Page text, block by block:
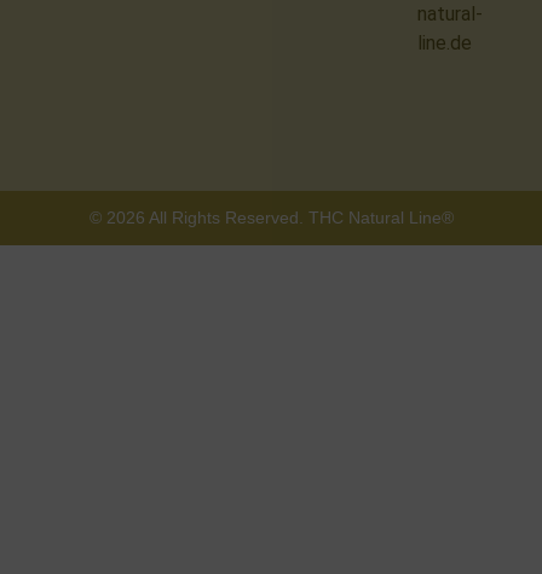
natural-
line.de
© 2026 All Rights Reserved. THC Natural Line®